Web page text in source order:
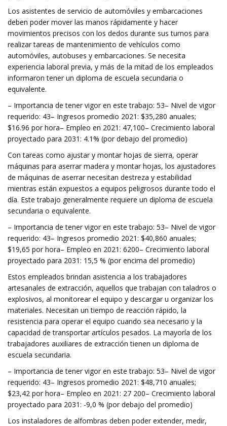
Los asistentes de servicio de automóviles y embarcaciones
deben poder mover las manos rápidamente y hacer
movimientos precisos con los dedos durante sus turnos para
realizar tareas de mantenimiento de vehículos como
automóviles, autobuses y embarcaciones. Se necesita
experiencia laboral previa, y más de la mitad de los empleados
informaron tener un diploma de escuela secundaria o
equivalente.
– Importancia de tener vigor en este trabajo: 53– Nivel de vigor
requerido: 43– Ingresos promedio 2021: $35,280 anuales;
$16.96 por hora– Empleo en 2021: 47,100– Crecimiento laboral
proyectado para 2031: 4.1% (por debajo del promedio)
Con tareas como ajustar y montar hojas de sierra, operar
máquinas para aserrar madera y montar hojas, los ajustadores
de máquinas de aserrar necesitan destreza y estabilidad
mientras están expuestos a equipos peligrosos durante todo el
día. Este trabajo generalmente requiere un diploma de escuela
secundaria o equivalente.
– Importancia de tener vigor en este trabajo: 53– Nivel de vigor
requerido: 43– Ingresos promedio 2021: $40,860 anuales;
$19,65 por hora– Empleo en 2021: 6200– Crecimiento laboral
proyectado para 2031: 15,5 % (por encima del promedio)
Estos empleados brindan asistencia a los trabajadores
artesanales de extracción, aquellos que trabajan con taladros o
explosivos, al monitorear el equipo y descargar u organizar los
materiales. Necesitan un tiempo de reacción rápido, la
resistencia para operar el equipo cuando sea necesario y la
capacidad de transportar artículos pesados. La mayoría de los
trabajadores auxiliares de extracción tienen un diploma de
escuela secundaria.
– Importancia de tener vigor en este trabajo: 53– Nivel de vigor
requerido: 43– Ingresos promedio 2021: $48,710 anuales;
$23,42 por hora– Empleo en 2021: 27 200– Crecimiento laboral
proyectado para 2031: -9,0 % (por debajo del promedio)
Los instaladores de alfombras deben poder extender, medir,